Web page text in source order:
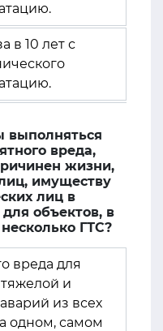
в 10 лет с
выполняться
вреда,
жизни,
имуществу
лиц в
объектов, в
ГТС?
вреда для
и
из всех
одном, самом